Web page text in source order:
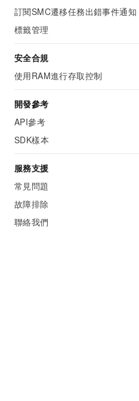
訂閱SMC遷移任務出錯事件通知
標籤管理
安全合規
使用RAM進行存取控制
開發參考
API參考
SDK樣本
服務支援
常見問題
故障排除
聯絡我們